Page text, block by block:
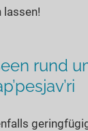
lassen!
rund